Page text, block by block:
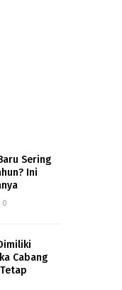
Sering
Ini
0
Cabang